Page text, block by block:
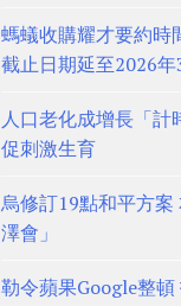
螞蟻收購耀才要約
截止日期延至2026年
人口老化成增長「計
促刺激生育
烏修訂19點和平方案
澤會」
勒令蘋果Google整